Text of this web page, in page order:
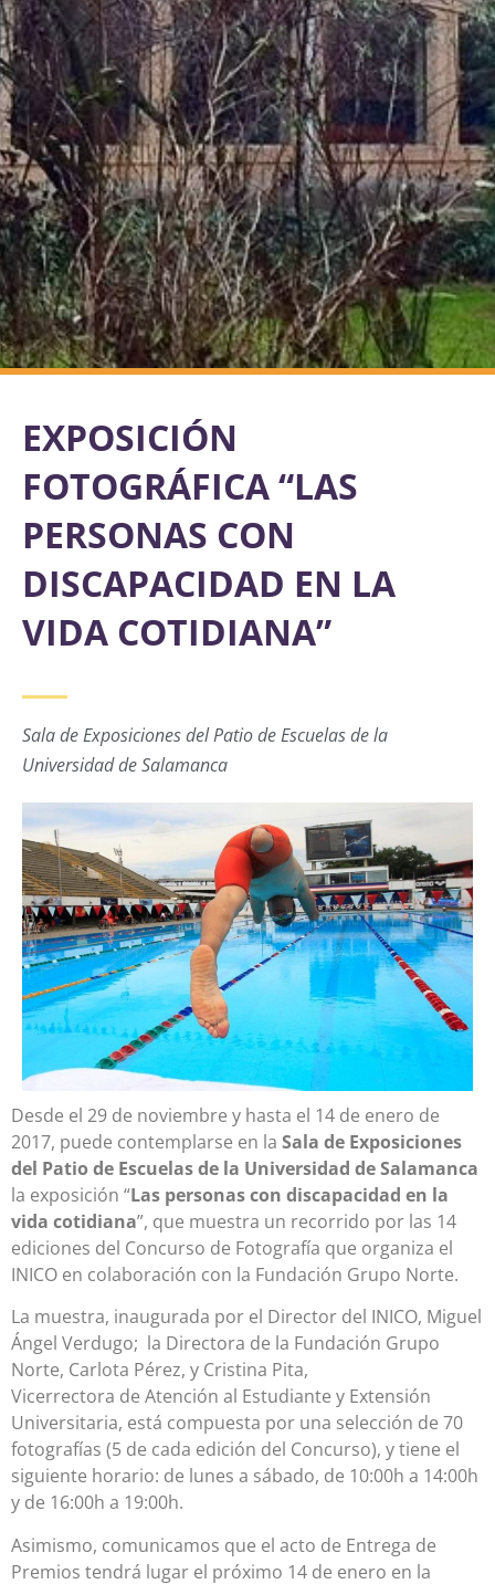
EXPOSICIÓN
FOTOGRÁFICA “LAS
PERSONAS CON
DISCAPACIDAD EN LA
VIDA COTIDIANA”
Sala de Exposiciones del Patio de Escuelas de la
Universidad de Salamanca
Desde el 29 de noviembre y hasta el 14 de enero de
2017, puede contemplarse en la Sala de Exposiciones
del Patio de Escuelas de la Universidad de Salamanca
la exposición “Las personas con discapacidad en la
vida cotidiana”, que muestra un recorrido por las 14
ediciones del Concurso de Fotografía que organiza el
INICO en colaboración con la Fundación Grupo Norte.
La muestra, inaugurada por el Director del INICO, Miguel
Ángel Verdugo; la Directora de la Fundación Grupo
Norte, Carlota Pérez, y Cristina Pita,
Vicerrectora de Atención al Estudiante y Extensión
Universitaria, está compuesta por una selección de 70
fotografías (5 de cada edición del Concurso), y tiene el
siguiente horario: de lunes a sábado, de 10:00h a 14:00h
y de 16:00h a 19:00h.
Asimismo, comunicamos que el acto de Entrega de
Premios tendrá lugar el próximo 14 de enero en la